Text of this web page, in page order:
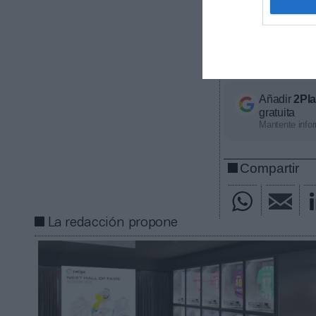
Mundiales en
nuestra
Añadir
gratuita
Mantente
Compartir
La redacción propone